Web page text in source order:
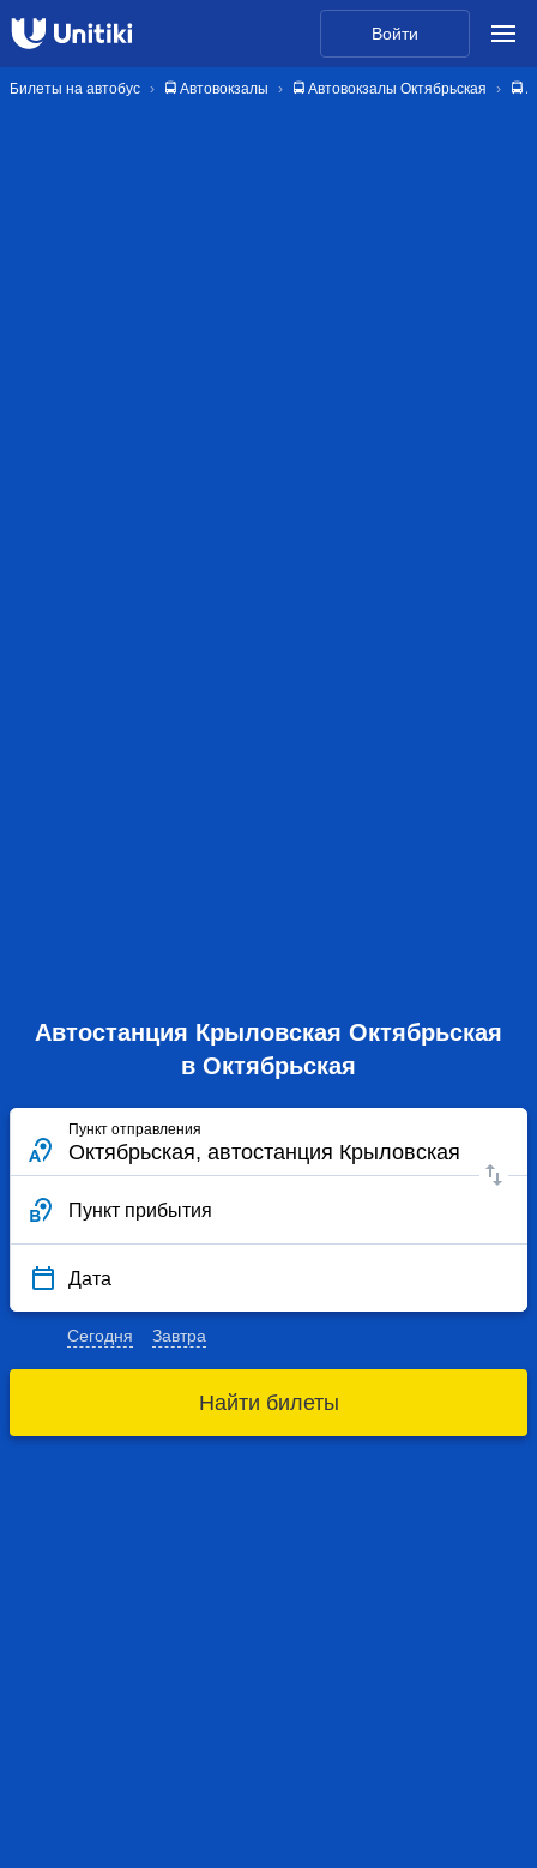
Войти
Билеты на автобус 🚍 Автовокзалы 🚍 Автовокзалы Октябрьская 🚍
Автостанция Крыловская Октябрьская
в Октябрьская
Пункт отправления
Пункт прибытия
Дата
Сегодня Завтра
Найти билеты